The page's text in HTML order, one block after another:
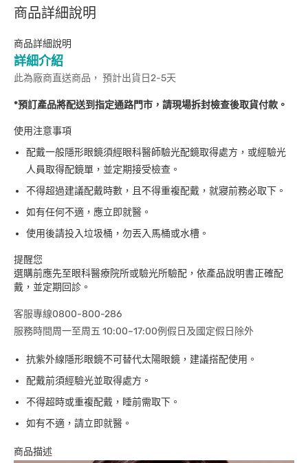
商品詳細說明
商品詳細說明
詳細介紹
此為廠商直送商品， 預計出貨日2-5天
*預訂產品將配送到指定通路門市，請現場拆封檢查後取貨付款。
使用注意事項
配戴一般隱形眼鏡須經眼科醫師驗光配鏡取得處方，或經驗光
人員取得配鏡單，並定期接受檢查。
不得超過建議配戴時數，且不得重複配戴，就寢前務必取下。
如有任何不適，應立即就醫。
使用後請投入垃圾桶，勿丟入馬桶或水槽。
提醒您
選購前應先至眼科醫療院所或驗光所驗配，依產品說明書正確配
戴，並定期回診。
客服專線0800-800-286
服務時間周一至周五 10:00~17:00例假日及國定假日除外
抗紫外線隱形眼鏡不可替代太陽眼鏡，建議搭配使用。
配戴前須經驗光並取得處方。
不得超時或重複配戴，睡前需取下。
如有不適，請立即就醫。
商品描述